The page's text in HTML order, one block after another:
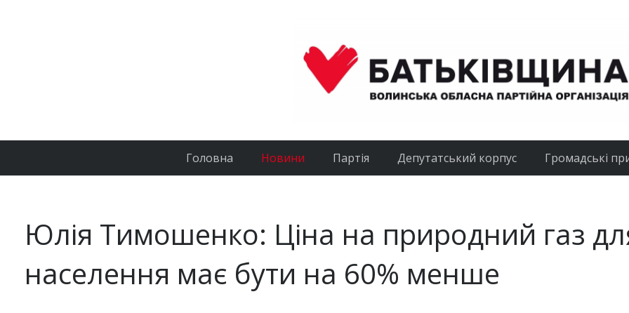
Головна Новини Партія Депутатський корпус Громадські
Юлія Тимошенко: Ціна на природний газ
населення має бути на 60% менше